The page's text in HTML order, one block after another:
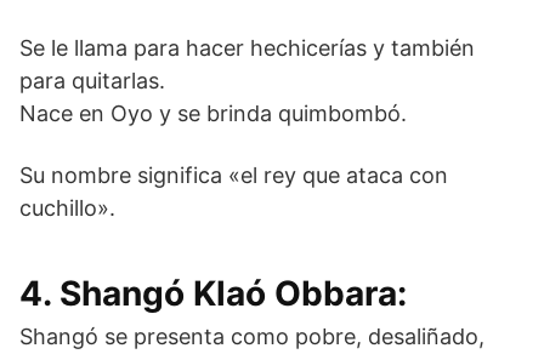
Se le llama para hacer hechicerías y también
para quitarlas.
Nace en Oyo y se brinda quimbombó.
Su nombre significa «el rey que ataca con
cuchillo».
4. Shangó Klaó Obbara:
Shangó se presenta como pobre, desaliñado,